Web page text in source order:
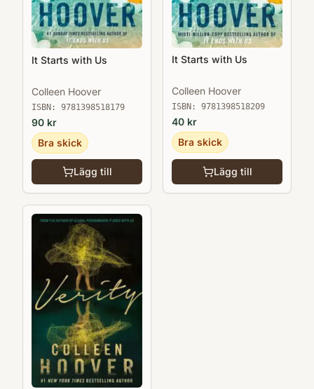
It Starts with Us
Colleen Hoover
ISBN: 9781398518179
90 kr
Bra skick
Lägg till
It Starts with Us
Colleen Hoover
ISBN: 9781398518209
40 kr
Bra skick
Lägg till